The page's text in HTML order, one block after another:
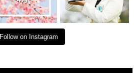
Follow on Instagram